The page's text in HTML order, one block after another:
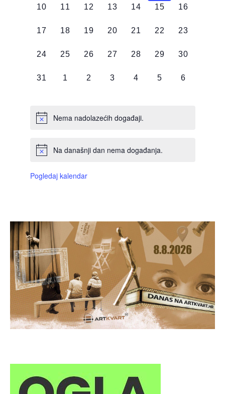
0
10
0
11
0
12
0
13
0
14
0
15
0
16
0
17
0
18
0
19
0
20
0
21
0
22
0
23
0
24
0
25
0
26
0
27
0
28
0
29
0
30
0
31
0
1
0
2
0
3
0
4
0
5
0
6
Nema nadolazećih događaji.
Na današnji dan nema događanja.
Pogledaj kalendar